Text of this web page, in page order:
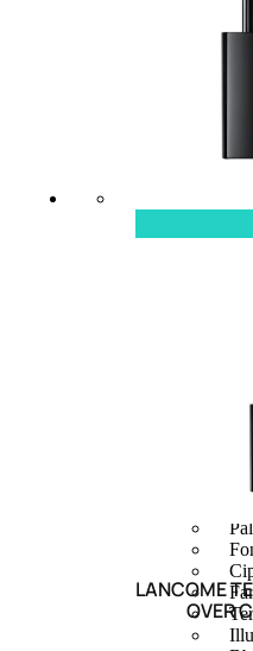
LANCOME
OVER